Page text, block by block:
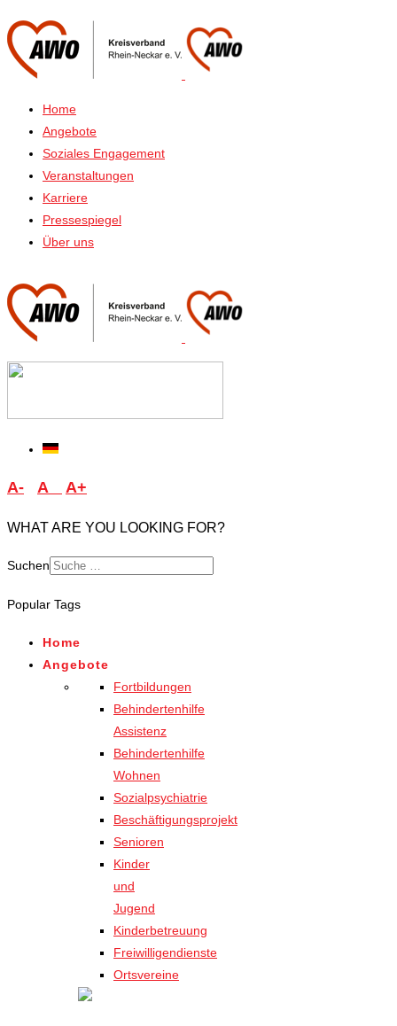
Home
Angebote
Soziales Engagement
Veranstaltungen
Karriere
Pressespiegel
Über uns
A- A A+
WHAT ARE YOU LOOKING FOR?
Suchen
for results.
Popular Tags
Home
Angebote
Fortbildungen
Behindertenhilfe
Assistenz
Behindertenhilfe
Wohnen
Sozialpsychiatrie
Beschäftigungsprojekt
Senioren
Kinder
und
Jugend
Kinderbetreuung
Freiwilligendienste
Ortsvereine